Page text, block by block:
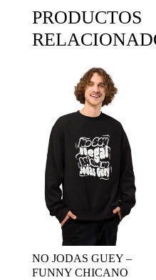
PRODUCTOS
NO JODAS GUEY –
FUNNY CHICANO